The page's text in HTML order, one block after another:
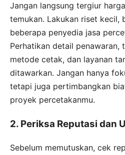
Jangan langsung tergiur
temukan. Lakukan riset kecil,
beberapa penyedia jasa
Perhatikan detail penawaran,
metode cetak, dan layanan
ditawarkan. Jangan hanya
tetapi juga pertimbangkan
proyek percetakanmu.
2. Periksa Reputasi dan
Sebelum memutuskan, cek